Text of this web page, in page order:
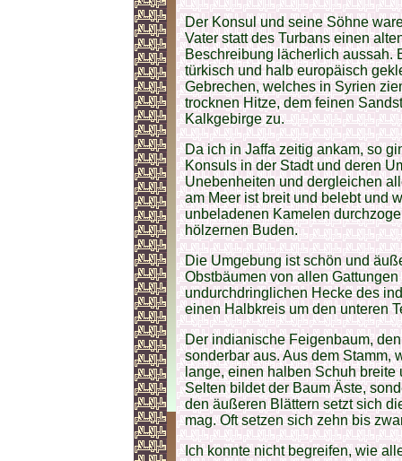
Der Konsul und seine Söhne
Vater statt des Turbans einen
Beschreibung lächerlich aussah.
türkisch und halb europäisch
Gebrechen, welches in Syrien
trocknen Hitze, dem feinen
Kalkgebirge zu.
Da ich in Jaffa zeitig ankam, so
Konsuls in der Stadt und deren
Unebenheiten und dergleichen
am Meer ist breit und belebt und
unbeladenen Kamelen
hölzernen Buden.
Die Umgebung ist schön und
Obstbäumen von allen
undurchdringlichen Hecke des
einen Halbkreis um den unteren
Der indianische Feigenbaum,
sonderbar aus. Aus dem Stamm,
lange, einen halben Schuh
Selten bildet der Baum Äste,
den äußeren Blättern setzt sich
mag. Oft setzen sich zehn bis
Ich konnte nicht begreifen, wie